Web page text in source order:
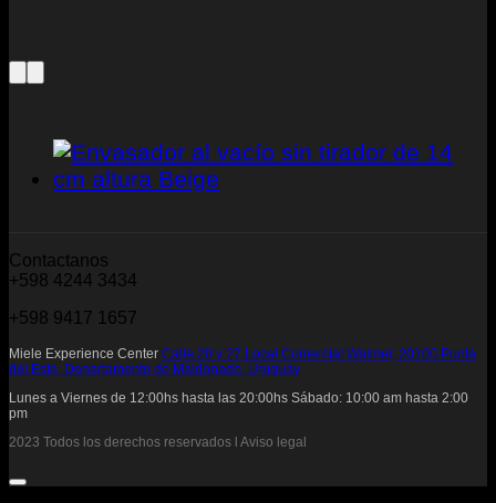
Contactanos
+598 4244 3434
+598 9417 1657
Miele Experience Center Calle 20 y 27 Local Comercial Walmer, 20100 Punta
del Este, Departamento de Maldonado, Uruguay
Lunes a Viernes de 12:00hs hasta las 20:00hs Sábado: 10:00 am hasta 2:00
pm
2023 Todos los derechos reservados l Aviso legal